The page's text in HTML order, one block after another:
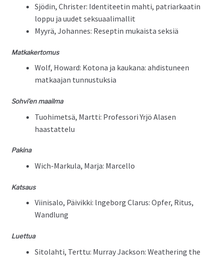
Sjödin, Chris­ter: Iden­ti­teetin mahti, patri­arkaatin
lop­pu ja uudet seksuaalimallit
Myyrä, Johannes: Reseptin mukaista seksiä
Matkak­er­to­mus
Wolf, Howard: Kotona ja kaukana: ahdis­tuneen
matkaa­jan tunnustuksia
Sohvi’en maail­ma
Tuo­himet­sä, Mart­ti: Pro­fes­sori Yrjö Alasen
haastattelu
Pak­i­na
Wich-Marku­la, Mar­ja: Marcello
Kat­saus
Viin­isa­lo, Päivik­ki: lnge­borg Clarus: Opfer, Rit­us,
Wandlung
Luet­tua
Sito­lahti, Tert­tu: Mur­ray Jack­son: Weath­er­ing the